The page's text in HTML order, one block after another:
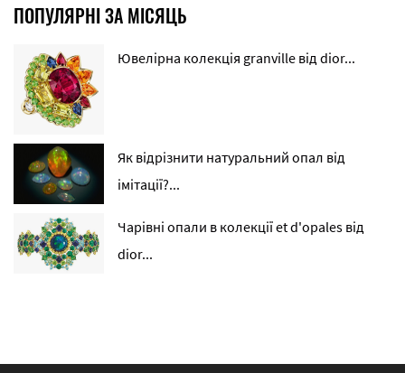
ПОПУЛЯРНІ ЗА МІСЯЦЬ
Ювелірна колекція granville від dior...
Як відрізнити натуральний опал від
імітації?...
Чарівні опали в колекції et d'opales від
dior...